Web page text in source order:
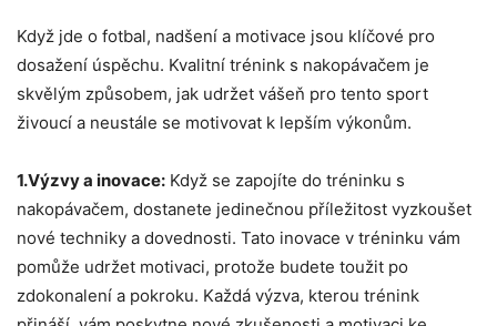
Když jde o fotbal, nadšení a motivace jsou klíčové pro
dosažení úspěchu. Kvalitní trénink s nakopávačem je
skvělým způsobem, jak udržet vášeň pro tento sport
živoucí a neustále se motivovat k lepším výkonům.
1.Výzvy a inovace: Když se zapojíte do tréninku s
nakopávačem, dostanete jedinečnou příležitost vyzkoušet
nové techniky a dovednosti. Tato inovace v tréninku vám
pomůže udržet motivaci, protože budete toužit po
zdokonalení a pokroku. Každá výzva, kterou trénink